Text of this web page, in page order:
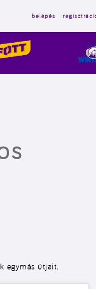
belépés
egymás útjait.